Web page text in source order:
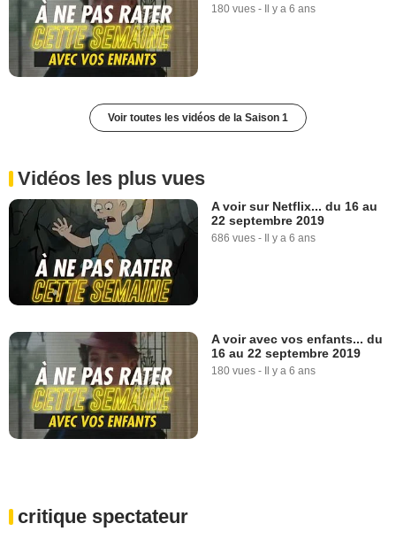
180 vues - Il y a 6 ans
Voir toutes les vidéos de la Saison 1
Vidéos les plus vues
A voir sur Netflix... du 16 au
22 septembre 2019
686 vues - Il y a 6 ans
A voir avec vos enfants... du
16 au 22 septembre 2019
180 vues - Il y a 6 ans
critique spectateur